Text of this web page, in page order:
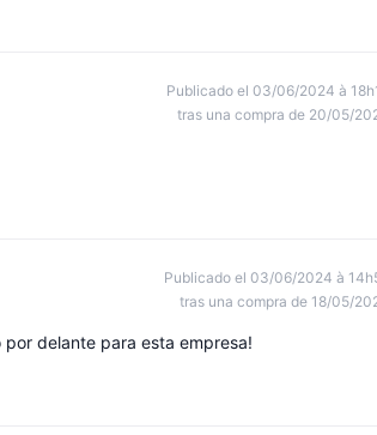
Publicado el 03/06/2024 à
tras una compra de 20/05/
Publicado el 03/06/2024 à
tras una compra de 18/05/
delante para esta empresa!